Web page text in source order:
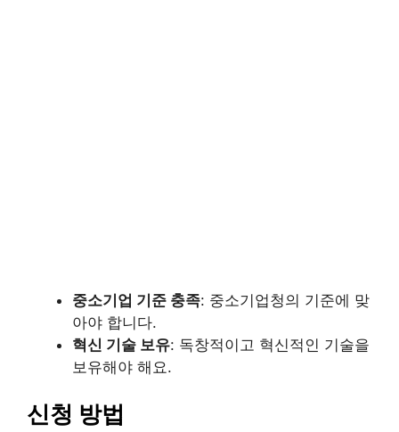
중소기업 기준 충족: 중소기업청의 기준에 맞
아야 합니다.
혁신 기술 보유: 독창적이고 혁신적인 기술을
보유해야 해요.
신청 방법